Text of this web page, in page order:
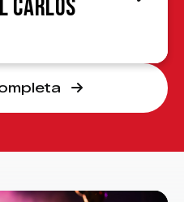
Carlos